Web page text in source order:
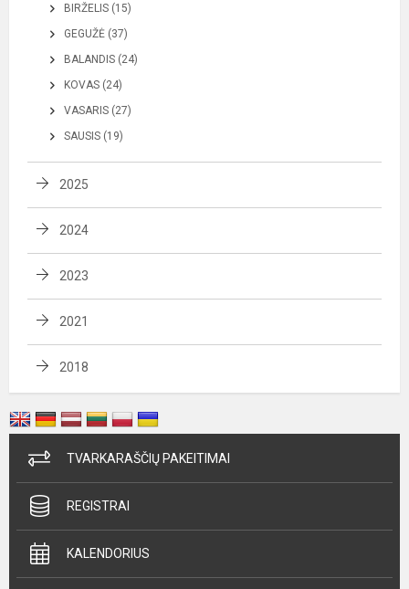
BIRŽELIS (15)
GEGUŽĖ (37)
BALANDIS (24)
KOVAS (24)
VASARIS (27)
SAUSIS (19)
2025
2024
2023
2021
2018
TVARKARAŠČIŲ PAKEITIMAI
REGISTRAI
KALENDORIUS